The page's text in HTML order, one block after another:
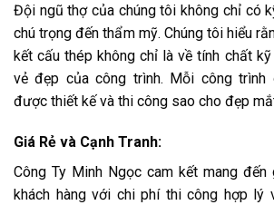
Đội ngũ thợ của chúng tôi không chỉ có
chú trọng đến thẩm mỹ. Chúng tôi hiểu
kết cấu thép không chỉ là về tính chất
vẻ đẹp của công trình. Mỗi công trình
được thiết kế và thi công sao cho đẹp
Giá Rẻ và Cạnh Tranh:
Công Ty Minh Ngọc cam kết mang
khách hàng với chi phí thi công hợp lý